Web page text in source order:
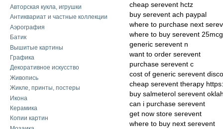
Авторская кукла, игрушки
Антиквариат и частные коллекции
Аэрография
Батик
Вышитые картины
Графика
Декоративное искусство
Живопись
Жикле, принты, постеры
Икона
Керамика
Копии картин
cheap serevent hctz
buy serevent ach paypal
where to purchase next
where to buy serevent 25mcg
generic serevent n
want to order serevent
purchase serevent c
cost of generic serevent
cheap serevent therapy
buy salmeterol serevent
can i purchase serevent
get now store serevent
where to buy next serevent